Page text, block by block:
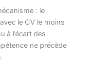
: le
le CV le moins
à l’écart des
ne précède